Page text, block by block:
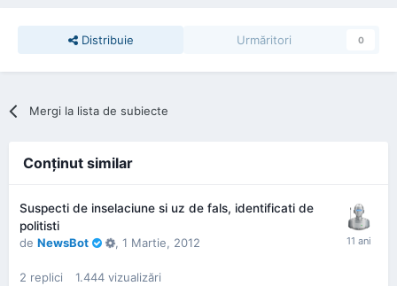
Distribuie Urmăritori 0
Mergi la lista de subiecte
Conţinut similar
Suspecti de inselaciune si uz de fals, identificati de
politisti
de NewsBot , 1 Martie, 2012
2 replici 1.444 vizualizări